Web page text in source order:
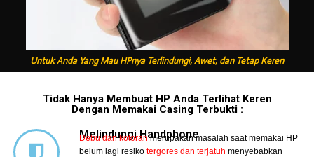
Untuk Anda Yang Mau HPnya Terlindungi, Awet, dan Tetap Keren
Tidak Hanya Membuat HP Anda Terlihat Keren
Dengan Memakai Casing Terbukti :
Melindungi Handphone
Debu dan kotoran merupakan masalah saat memakai HP
belum lagi resiko tergores dan terjatuh menyebabkan